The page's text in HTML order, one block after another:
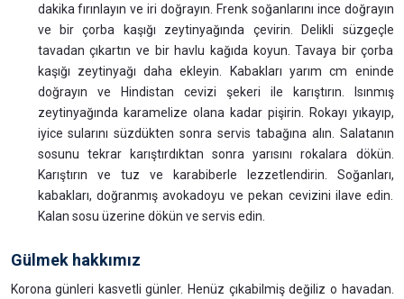
dakika fırınlayın ve iri doğrayın. Frenk soğanlarını ince doğrayın
ve bir çorba kaşığı zeytinyağında çevirin. Delikli süzgeçle
tavadan çıkartın ve bir havlu kağıda koyun. Tavaya bir çorba
kaşığı zeytinyağı daha ekleyin. Kabakları yarım cm eninde
doğrayın ve Hindistan cevizi şekeri ile karıştırın. Isınmış
zeytinyağında karamelize olana kadar pişirin. Rokayı yıkayıp,
iyice sularını süzdükten sonra servis tabağına alın. Salatanın
sosunu tekrar karıştırdıktan sonra yarısını rokalara dökün.
Karıştırın ve tuz ve karabiberle lezzetlendirin. Soğanları,
kabakları, doğranmış avokadoyu ve pekan cevizini ilave edin.
Kalan sosu üzerine dökün ve servis edin.
Gülmek hakkımız
Korona günleri kasvetli günler. Henüz çıkabilmiş değiliz o havadan.